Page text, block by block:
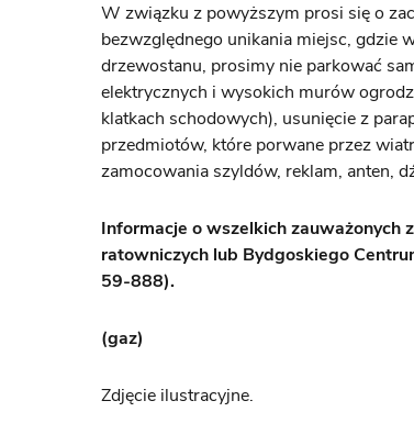
W związku z powyższym prosi się o
bezwzględnego unikania miejsc, gdzie
drzewostanu, prosimy nie parkować
elektrycznych i wysokich murów
klatkach schodowych), usunięcie z
przedmiotów, które porwane przez
zamocowania szyldów, reklam, anten,
Informacje o wszelkich zauważonych
ratowniczych lub Bydgoskiego
59-888).
(gaz)
Zdjęcie ilustracyjne.